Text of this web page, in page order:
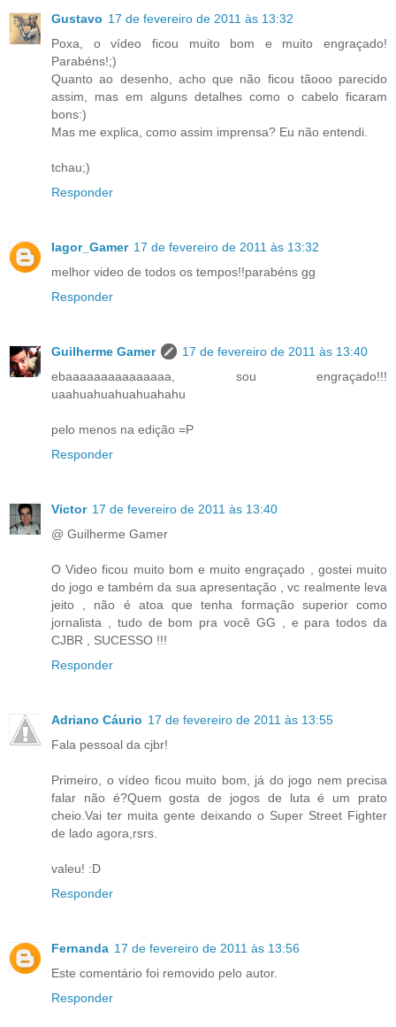
Gustavo 17 de fevereiro de 2011 às 13:32
Poxa, o vídeo ficou muito bom e muito engraçado!
Parabéns!;)
Quanto ao desenho, acho que não ficou tãooo parecido
assim, mas em alguns detalhes como o cabelo ficaram
bons:)
Mas me explica, como assim imprensa? Eu não entendi.
tchau;)
Responder
Iagor_Gamer 17 de fevereiro de 2011 às 13:32
melhor video de todos os tempos!!parabéns gg
Responder
Guilherme Gamer
17 de fevereiro de 2011 às 13:40
ebaaaaaaaaaaaaaaa, sou engraçado!!!
uaahuahuahuahuahahu
pelo menos na edição =P
Responder
Victor 17 de fevereiro de 2011 às 13:40
@ Guilherme Gamer
O Video ficou muito bom e muito engraçado , gostei muito
do jogo e também da sua apresentação , vc realmente leva
jeito , não é atoa que tenha formação superior como
jornalista , tudo de bom pra você GG , e para todos da
CJBR , SUCESSO !!!
Responder
Adriano Cáurio 17 de fevereiro de 2011 às 13:55
Fala pessoal da cjbr!
Primeiro, o vídeo ficou muito bom, já do jogo nem precisa
falar não é?Quem gosta de jogos de luta é um prato
cheio.Vai ter muita gente deixando o Super Street Fighter
de lado agora,rsrs.
valeu! :D
Responder
Fernanda 17 de fevereiro de 2011 às 13:56
Este comentário foi removido pelo autor.
Responder